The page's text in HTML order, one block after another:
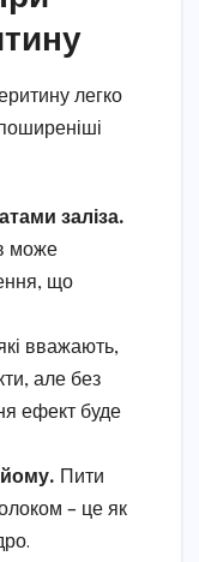
легко
заліза.
може
що
вважають,
але без
ефект буде
Пити
– це як